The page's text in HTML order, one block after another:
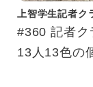
上智学生記者ク
#360 記者ク
13人13色の